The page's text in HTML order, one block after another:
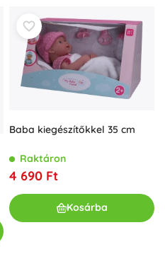
Baba kiegészítőkkel 35 cm
Raktáron
4 690 Ft
Kosárba